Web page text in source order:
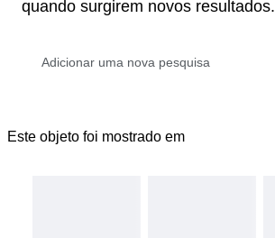
quando surgirem novos resultados.
Este objeto foi mostrado em